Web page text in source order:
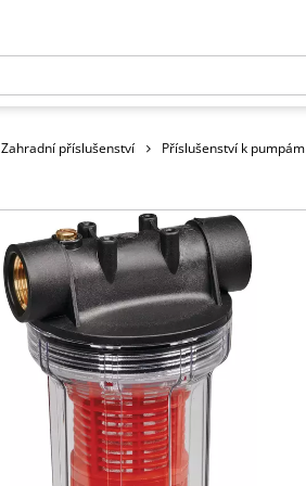
Zahradní příslušenství Příslušenství k pumpám